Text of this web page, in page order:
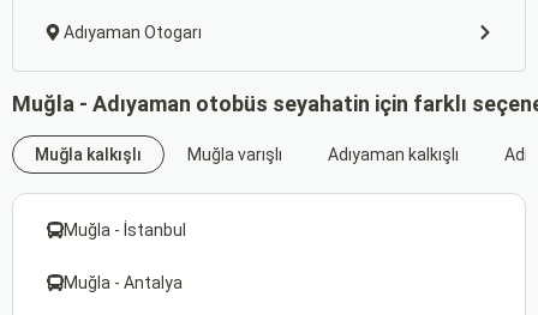
Adıyaman Otogarı
Muğla - Adıyaman otobüs seyahatin için farklı
Muğla kalkışlı Muğla varışlı Adıyaman kalkışlı
Muğla - İstanbul
Muğla - Antalya